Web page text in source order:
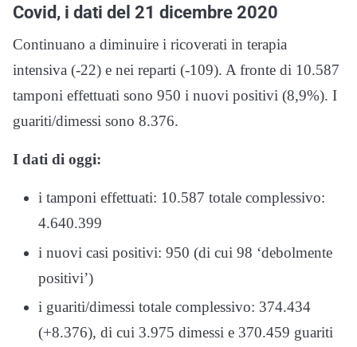
Covid, i dati del 21 dicembre 2020
Continuano a diminuire i ricoverati in terapia
intensiva (-22) e nei reparti (-109). A fronte di 10.587
tamponi effettuati sono 950 i nuovi positivi (8,9%). I
guariti/dimessi sono 8.376.
I dati di oggi:
i tamponi effettuati: 10.587 totale complessivo:
4.640.399
i nuovi casi positivi: 950 (di cui 98 ‘debolmente
positivi’)
i guariti/dimessi totale complessivo: 374.434
(+8.376), di cui 3.975 dimessi e 370.459 guariti